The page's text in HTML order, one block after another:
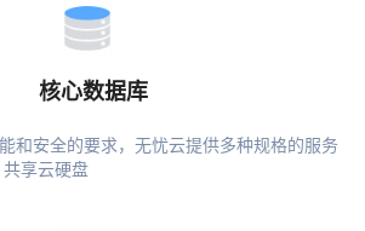
核心数据库
和安全的要求，无忧云提供多种规格的服务
享云硬盘